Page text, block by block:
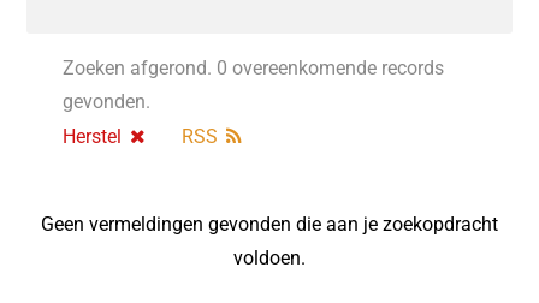
Zoeken afgerond. 0 overeenkomende records
gevonden.
Herstel
RSS
Geen vermeldingen gevonden die aan je zoekopdracht
voldoen.